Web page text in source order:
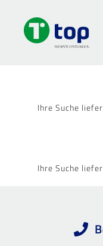
Ihre Suche
Ihre Suche